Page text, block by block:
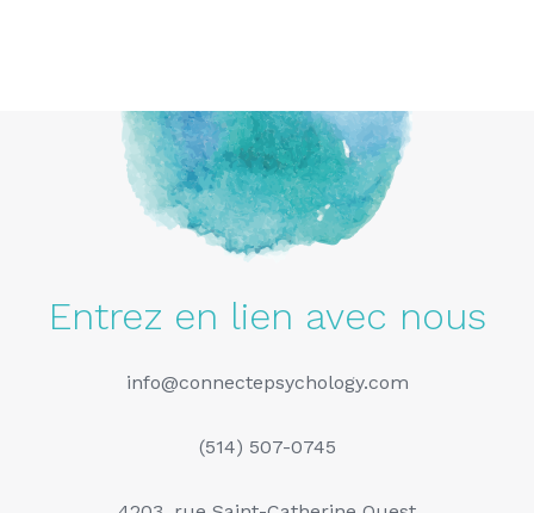
Entrez en lien avec nous
info@connectepsychology.com
(514) 507-0745